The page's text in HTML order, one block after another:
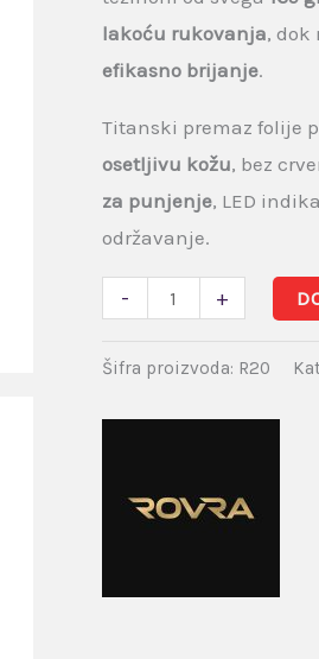
lakoću rukovanja, dok
efikasno brijanje.
Titanski premaz folije
osetljivu kožu, bez
za punjenje, LED
održavanje.
- +
Šifra proizvoda: R20